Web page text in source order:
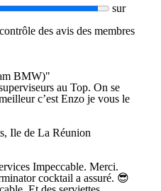
sur
des avis des membres
BMW)"
au Top. On se
c’est Enzo je vous le
Ile de La Réunion
Impeccable. Merci.
cocktail a assuré. 😎